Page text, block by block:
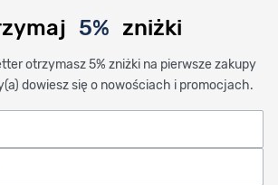
5% zniżki
otrzymasz 5% zniżki na pierwsze zakupy
dowiesz się o nowościach i promocjach.